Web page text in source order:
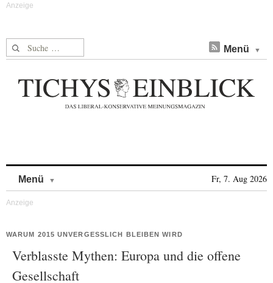
Suche nach: Menü
Menü Fr, 7. Aug 2026
WARUM 2015 UNVERGESSLICH BLEIBEN WIRD
Verblasste Mythen: Europa und die offene
Gesellschaft